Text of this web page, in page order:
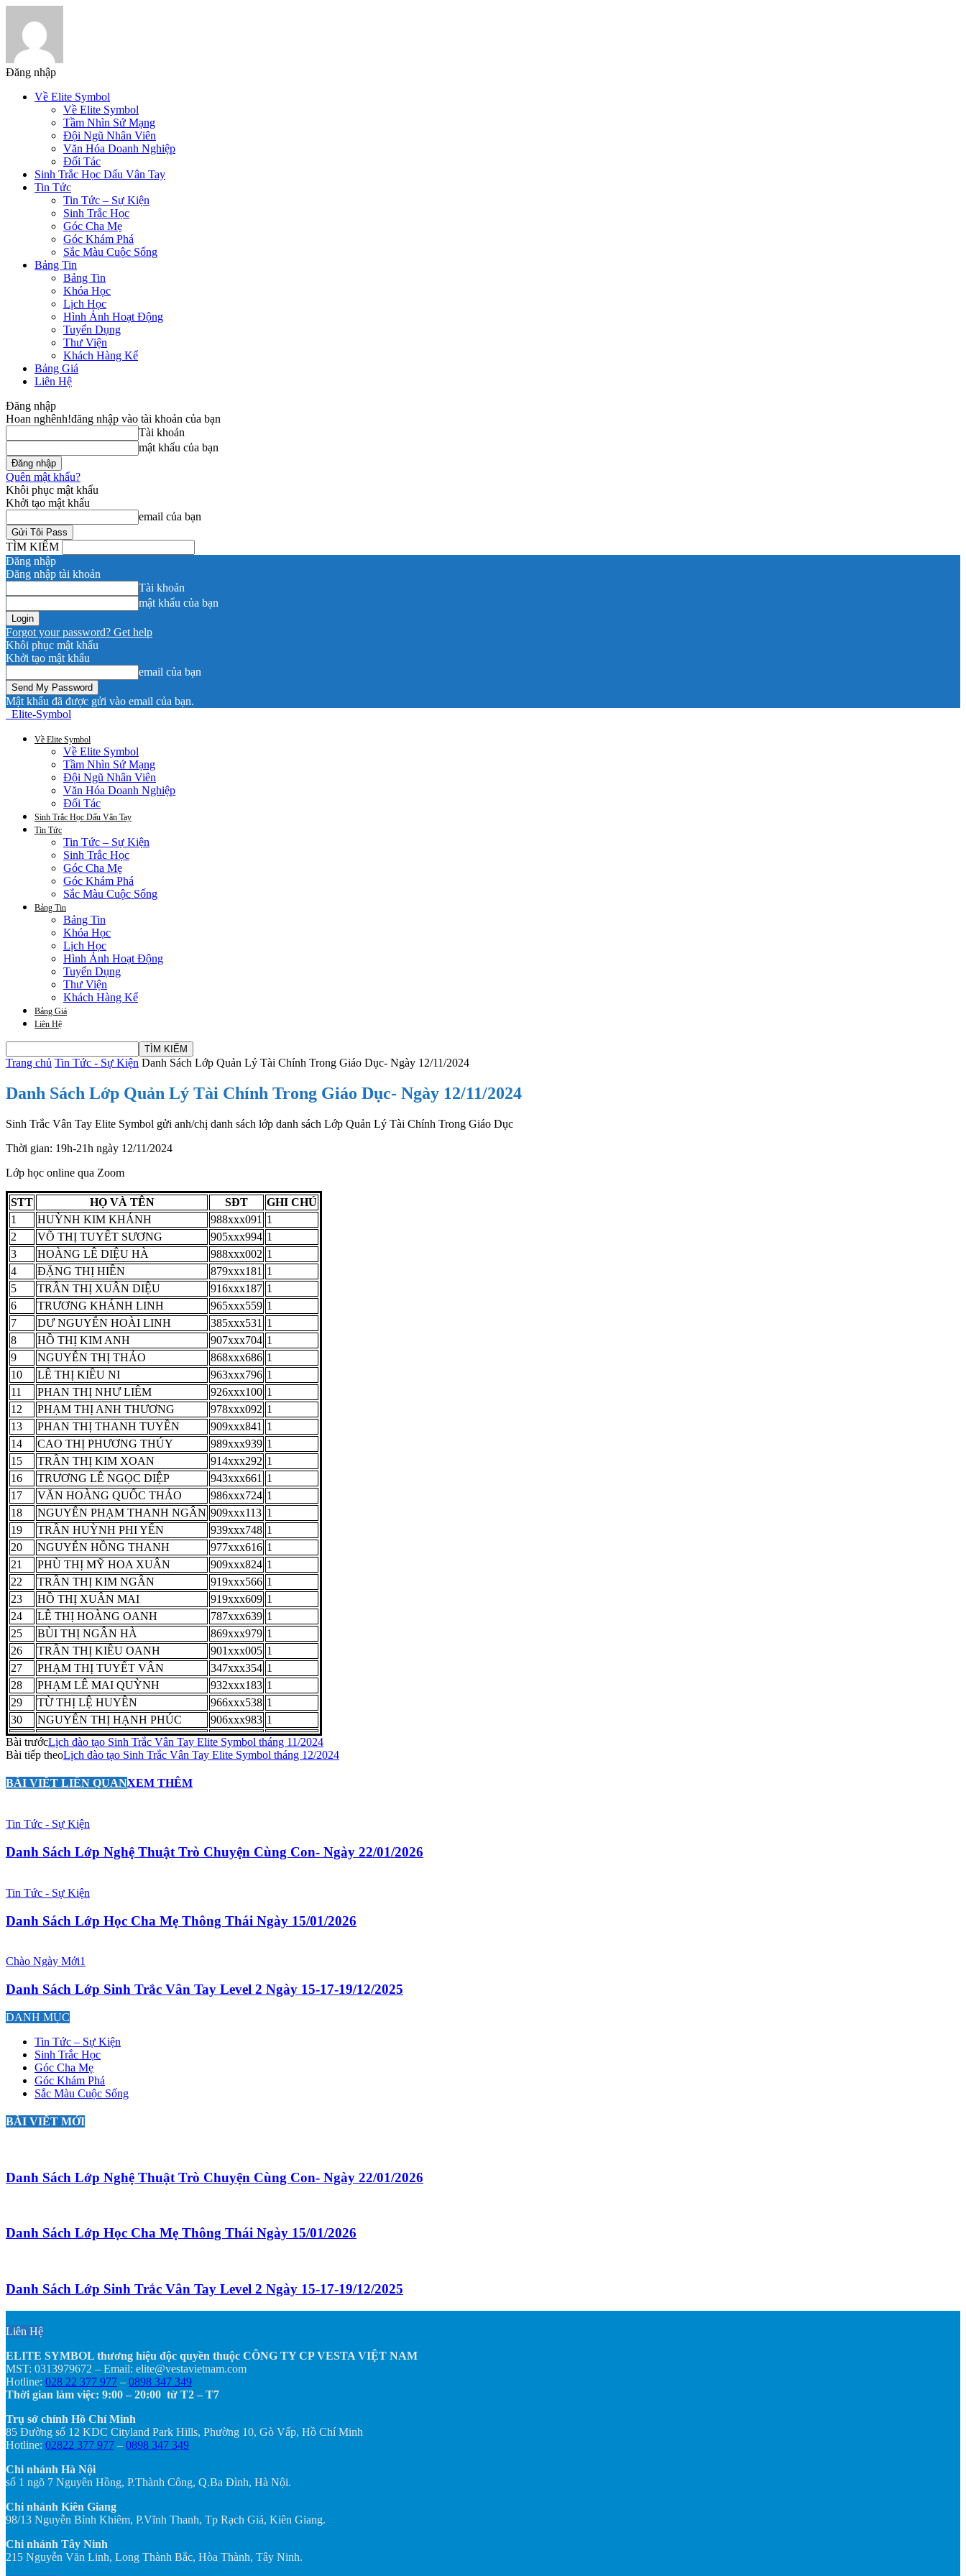
Đăng nhập
Về Elite Symbol
Về Elite Symbol
Tầm Nhìn Sứ Mạng
Đội Ngũ Nhân Viên
Văn Hóa Doanh Nghiệp
Đối Tác
Sinh Trắc Học Dấu Vân Tay
Tin Tức
Tin Tức – Sự Kiện
Sinh Trắc Học
Góc Cha Mẹ
Góc Khám Phá
Sắc Màu Cuộc Sống
Bảng Tin
Bảng Tin
Khóa Học
Lịch Học
Hình Ảnh Hoạt Động
Tuyển Dụng
Thư Viện
Khách Hàng Kể
Bảng Giá
Liên Hệ
Đăng nhập
Hoan nghênh!đăng nhập vào tài khoản của bạn
Tài khoản
mật khẩu của bạn
Quên mật khẩu?
Khôi phục mật khẩu
Khởi tạo mật khẩu
email của bạn
TÌM KIẾM
Đăng nhập
Đăng nhập tài khoản
Tài khoản
mật khẩu của bạn
Forgot your password? Get help
Khôi phục mật khẩu
Khởi tạo mật khẩu
email của bạn
Mật khẩu đã được gửi vào email của bạn.
Elite-Symbol
Về Elite Symbol
Về Elite Symbol
Tầm Nhìn Sứ Mạng
Đội Ngũ Nhân Viên
Văn Hóa Doanh Nghiệp
Đối Tác
Sinh Trắc Học Dấu Vân Tay
Tin Tức
Tin Tức – Sự Kiện
Sinh Trắc Học
Góc Cha Mẹ
Góc Khám Phá
Sắc Màu Cuộc Sống
Bảng Tin
Bảng Tin
Khóa Học
Lịch Học
Hình Ảnh Hoạt Động
Tuyển Dụng
Thư Viện
Khách Hàng Kể
Bảng Giá
Liên Hệ
Trang chủ Tin Tức - Sự Kiện Danh Sách Lớp Quản Lý Tài Chính Trong Giáo Dục- Ngày 12/11/2024
Danh Sách Lớp Quản Lý Tài Chính Trong Giáo Dục- Ngày 12/11/2024
Sinh Trắc Vân Tay Elite Symbol gửi anh/chị danh sách lớp danh sách Lớp Quản Lý Tài Chính Trong Giáo Dục
Thời gian: 19h-21h ngày 12/11/2024
Lớp học online qua Zoom
STT HỌ VÀ TÊN SĐT
GHI CHÚ
1
HUỲNH KIM KHÁNH 988xxx091 1
2
VÕ THỊ TUYẾT SƯƠNG 905xxx994 1
3
HOÀNG LÊ DIỆU HÀ 988xxx002 1
4
ĐẶNG THỊ HIỀN 879xxx181 1
5
TRẦN THỊ XUÂN DIỆU 916xxx187 1
6
TRƯƠNG KHÁNH LINH 965xxx559 1
7
DƯ NGUYỄN HOÀI LINH 385xxx531 1
8
HỒ THỊ KIM ANH 907xxx704 1
9
NGUYỄN THỊ THẢO 868xxx686 1
10
LÊ THỊ KIỀU NI 963xxx796 1
11
PHAN THỊ NHƯ LIÊM 926xxx100 1
12
PHẠM THỊ ANH THƯƠNG 978xxx092 1
13
PHAN THỊ THANH TUYỀN 909xxx841 1
14
CAO THỊ PHƯƠNG THÚY 989xxx939 1
15
TRẦN THỊ KIM XOAN 914xxx292 1
16
TRƯƠNG LÊ NGỌC DIỆP 943xxx661 1
17
VĂN HOÀNG QUỐC THẢO 986xxx724 1
18
NGUYỄN PHẠM THANH NGÂN 909xxx113 1
19
TRẦN HUỲNH PHI YẾN 939xxx748 1
20
NGUYỄN HỒNG THANH 977xxx616 1
21
PHÙ THỊ MỸ HOA XUÂN 909xxx824 1
22
TRẦN THỊ KIM NGÂN 919xxx566 1
23
HỒ THỊ XUÂN MAI 919xxx609 1
24
LÊ THỊ HOÀNG OANH 787xxx639 1
25
BÙI THỊ NGÂN HÀ 869xxx979 1
26
TRẦN THỊ KIỀU OANH 901xxx005 1
27
PHẠM THỊ TUYẾT VÂN 347xxx354 1
28
PHẠM LÊ MAI QUỲNH 932xxx183 1
29
TỪ THỊ LỆ HUYỀN 966xxx538 1
30
NGUYỄN THỊ HẠNH PHÚC 906xxx983 1
Bài trướcLịch đào tạo Sinh Trắc Vân Tay Elite Symbol tháng 11/2024
Bài tiếp theoLịch đào tạo Sinh Trắc Vân Tay Elite Symbol tháng 12/2024
BÀI VIẾT LIÊN QUANXEM THÊM
Tin Tức - Sự Kiện
Danh Sách Lớp Nghệ Thuật Trò Chuyện Cùng Con- Ngày 22/01/2026
Tin Tức - Sự Kiện
Danh Sách Lớp Học Cha Mẹ Thông Thái Ngày 15/01/2026
Chào Ngày Mới1
Danh Sách Lớp Sinh Trắc Vân Tay Level 2 Ngày 15-17-19/12/2025
DANH MỤC
Tin Tức – Sự Kiện
Sinh Trắc Học
Góc Cha Mẹ
Góc Khám Phá
Sắc Màu Cuộc Sống
BÀI VIẾT MỚI
Danh Sách Lớp Nghệ Thuật Trò Chuyện Cùng Con- Ngày 22/01/2026
Danh Sách Lớp Học Cha Mẹ Thông Thái Ngày 15/01/2026
Danh Sách Lớp Sinh Trắc Vân Tay Level 2 Ngày 15-17-19/12/2025
Liên Hệ
ELITE SYMBOL thương hiệu độc quyền thuộc CÔNG TY CP VESTA VIỆT NAM
MST: 0313979672 – Email: elite@vestavietnam.com
Hotline: 028 22 377 977 – 0898 347 349
Thời gian làm việc: 9:00 – 20:00 từ T2 – T7
Trụ sở chính Hồ Chí Minh
85 Đường số 12 KDC Cityland Park Hills, Phường 10, Gò Vấp, Hồ Chí Minh
Hotline: 02822 377 977 – 0898 347 349
Chi nhánh Hà Nội
số 1 ngõ 7 Nguyên Hồng, P.Thành Công, Q.Ba Đình, Hà Nội.
Chi nhánh Kiên Giang
98/13 Nguyễn Bỉnh Khiêm, P.Vĩnh Thanh, Tp Rạch Giá, Kiên Giang.
Chi nhánh Tây Ninh
215 Nguyễn Văn Linh, Long Thành Bắc, Hòa Thành, Tây Ninh.